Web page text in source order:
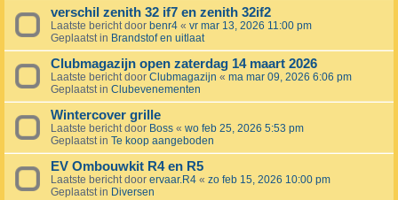
verschil zenith 32 if7 en zenith 32if2
Laatste bericht door benr4 « vr mar 13, 2026 11:00 pm
Geplaatst in Brandstof en uitlaat
Clubmagazijn open zaterdag 14 maart 2026
Laatste bericht door Clubmagazijn « ma mar 09, 2026 6:06 pm
Geplaatst in Clubevenementen
Wintercover grille
Laatste bericht door Boss « wo feb 25, 2026 5:53 pm
Geplaatst in Te koop aangeboden
EV Ombouwkit R4 en R5
Laatste bericht door ervaar.R4 « zo feb 15, 2026 10:00 pm
Geplaatst in Diversen